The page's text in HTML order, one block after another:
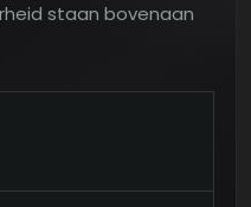
staan bovenaan